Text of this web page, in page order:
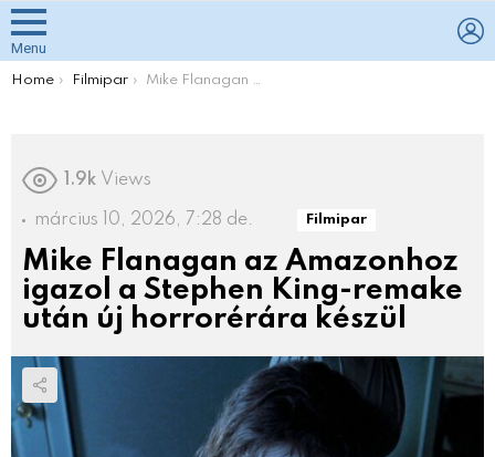
Menu
You are here:
Home Filmipar Mike Flanagan az Amazonhoz igazol a Stephen King-remake után új horrorérára készül
1.9k Views
március 10, 2026, 7:28 de. Filmipar
Mike Flanagan az Amazonhoz
igazol a Stephen King-remake
után új horrorérára készül